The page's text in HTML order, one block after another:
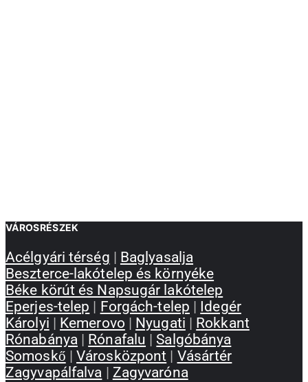
VÁROSRÉSZEK
Acélgyári térség | Baglyasalja
Beszterce-lakótelep és környéke
Béke körút és Napsugár lakótelep
Eperjes-telep | Forgách-telep | Idegér
Károlyi | Kemerovo | Nyugati | Rokkant
Rónabánya| Rónafalu |Salgóbánya
Somoskő |Városközpont | Vásártér
Zagyvapálfalva | Zagyvaróna